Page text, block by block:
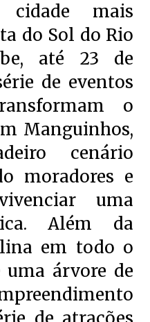
mais
do Sol do Rio
até 23 de
de eventos
o
Manguinhos,
cenário
moradores e
uma
Além da
em todo o
árvore de